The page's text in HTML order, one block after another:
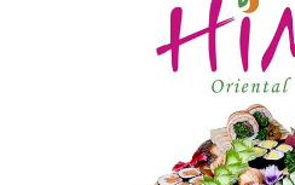
EDUCAÇÃO